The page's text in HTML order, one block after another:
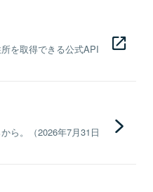
を取得できる公式API
ら。（2026年7月31日